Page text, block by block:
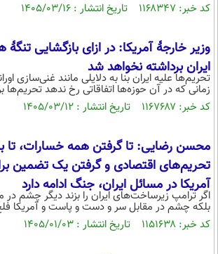
اجتماعی
حیات وحش
سیاست خارجی
کد خبر: ۱۱۶۸۳۴۷ تاریخ انتشار : ۱۴۰۵/۰۳/۱۶
وزیر خارجۀ آمریکا: در ازای بازگشایی
ایران برداشته نخواهد شد
تحریم‌ها علیه ایران بنا به دلایلی مانند غنی‌سازی
زمانی که در آن حوزه‌ها اتفاقاتی رخ ندهد تحریم‌ها
کد خبر: ۱۱۶۷۶۸۷ تاریخ انتشار : ۱۴۰۵/۰۳/۱۲
محسن رضایی: تا گرفتن همه خسارات، تا
تحریم‌های اقتصادی و گرفتن یک تضمین
آمریکا در مسائل ایران، جنگ ادامه دارد
اگر ترامپ زیرساخت‌های ایران را بزند دیگر چشم
بلکه چشم در مقابل سر و دست و پاست و آمریکا
کد خبر: ۱۱۵۱۶۳۸ تاریخ انتشار : ۱۴۰۵/۰۱/۰۳